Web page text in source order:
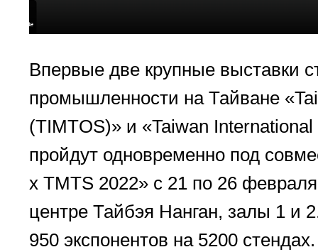
Впервые две крупные выставки
промышленности на Тайване
(TIMTOS)» и «Taiwan
пройдут одновременно под
x TMTS 2022» с 21 по 26
центре Тайбэя Нанган, залы 1 и
950 экспонентов на 5200